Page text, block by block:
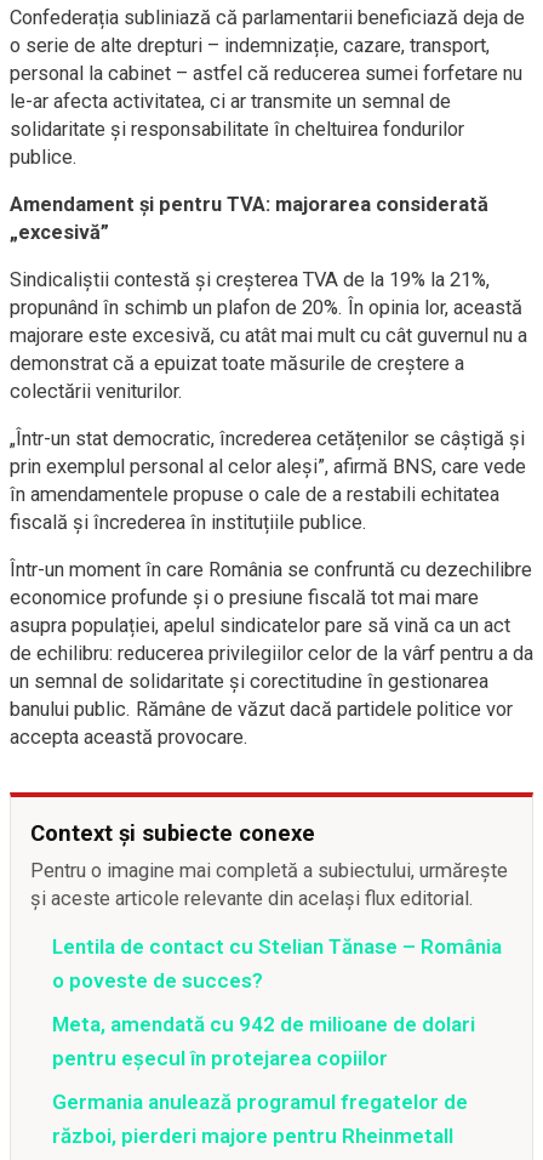
Confederația subliniază că parlamentarii beneficiază deja de
o serie de alte drepturi – indemnizație, cazare, transport,
personal la cabinet – astfel că reducerea sumei forfetare nu
le-ar afecta activitatea, ci ar transmite un semnal de
solidaritate și responsabilitate în cheltuirea fondurilor
publice.
Amendament și pentru TVA: majorarea considerată
„excesivă”
Sindicaliștii contestă și creșterea TVA de la 19% la 21%,
propunând în schimb un plafon de 20%. În opinia lor, această
majorare este excesivă, cu atât mai mult cu cât guvernul nu a
demonstrat că a epuizat toate măsurile de creștere a
colectării veniturilor.
„Într-un stat democratic, încrederea cetățenilor se câștigă și
prin exemplul personal al celor aleși”, afirmă BNS, care vede
în amendamentele propuse o cale de a restabili echitatea
fiscală și încrederea în instituțiile publice.
Într-un moment în care România se confruntă cu dezechilibre
economice profunde și o presiune fiscală tot mai mare
asupra populației, apelul sindicatelor pare să vină ca un act
de echilibru: reducerea privilegiilor celor de la vârf pentru a da
un semnal de solidaritate și corectitudine în gestionarea
banului public. Rămâne de văzut dacă partidele politice vor
accepta această provocare.
Context și subiecte conexe
Pentru o imagine mai completă a subiectului, urmărește
și aceste articole relevante din același flux editorial.
Lentila de contact cu Stelian Tănase – România
o poveste de succes?
Meta, amendată cu 942 de milioane de dolari
pentru eșecul în protejarea copiilor
Germania anulează programul fregatelor de
război, pierderi majore pentru Rheinmetall